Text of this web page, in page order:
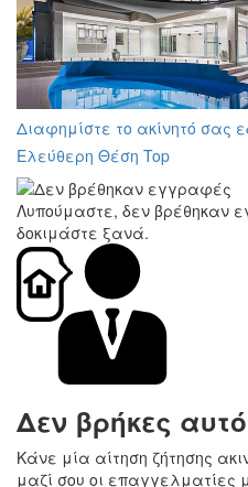
Διαφημίστε το ακίνητό σας
Ελεύθερη Θέση Top
Λυπούμαστε, δεν βρέθηκαν
δοκιμάστε ξανά.
Δεν βρήκες
Κάνε μία αίτηση ζήτησης
μαζί σου οι επαγγελματίες